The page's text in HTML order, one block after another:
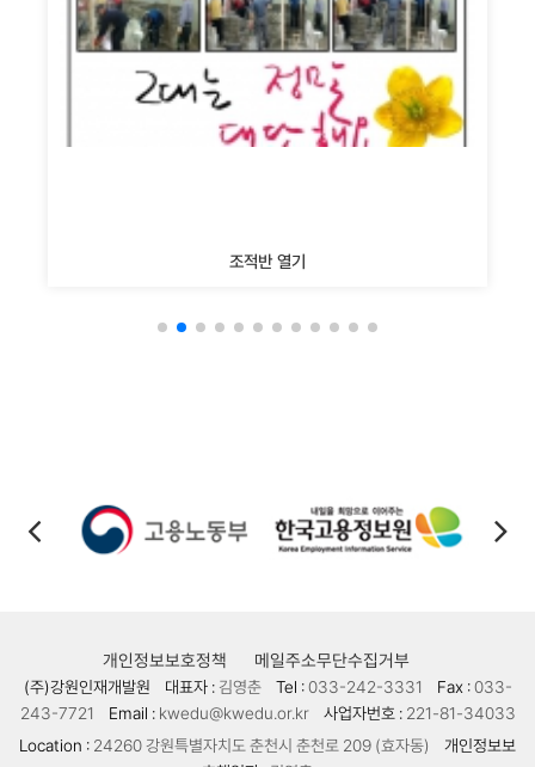
조적반 열기
개인정보보호정책 메일주소무단수집거부
(주)강원인재개발원 대표자 : 김영춘 Tel : 033-242-3331 Fax : 033-
243-7721
Email : kwedu@kwedu.or.kr 사업자번호 : 221-81-34033
Location : 24260 강원특별자치도 춘천시 춘천로 209 (효자동)
개인정보보